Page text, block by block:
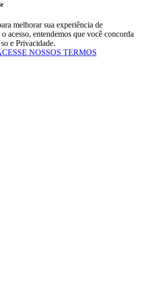
melhorar sua experiência de
acesso, entendemos que você concorda
e Privacidade.
NOSSOS TERMOS